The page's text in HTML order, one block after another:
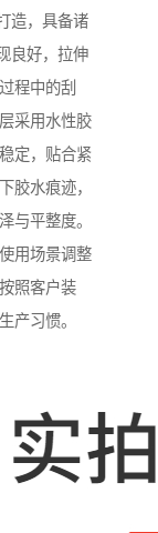
造，具备诸
良好，拉伸
程中的刮
采用水性胶
定，贴合紧
胶水痕迹，
与平整度。
用场景调整
照客户装
产习惯。